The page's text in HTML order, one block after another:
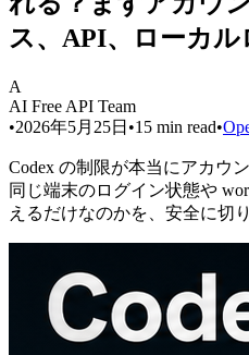
ス、API、ローカ
A
AI Free API Team
•2026年5月25日 •15 min read•
Codex の制限が本当にアカウ
同じ端末のログイン状態や
えるだけなのかを、安全に切